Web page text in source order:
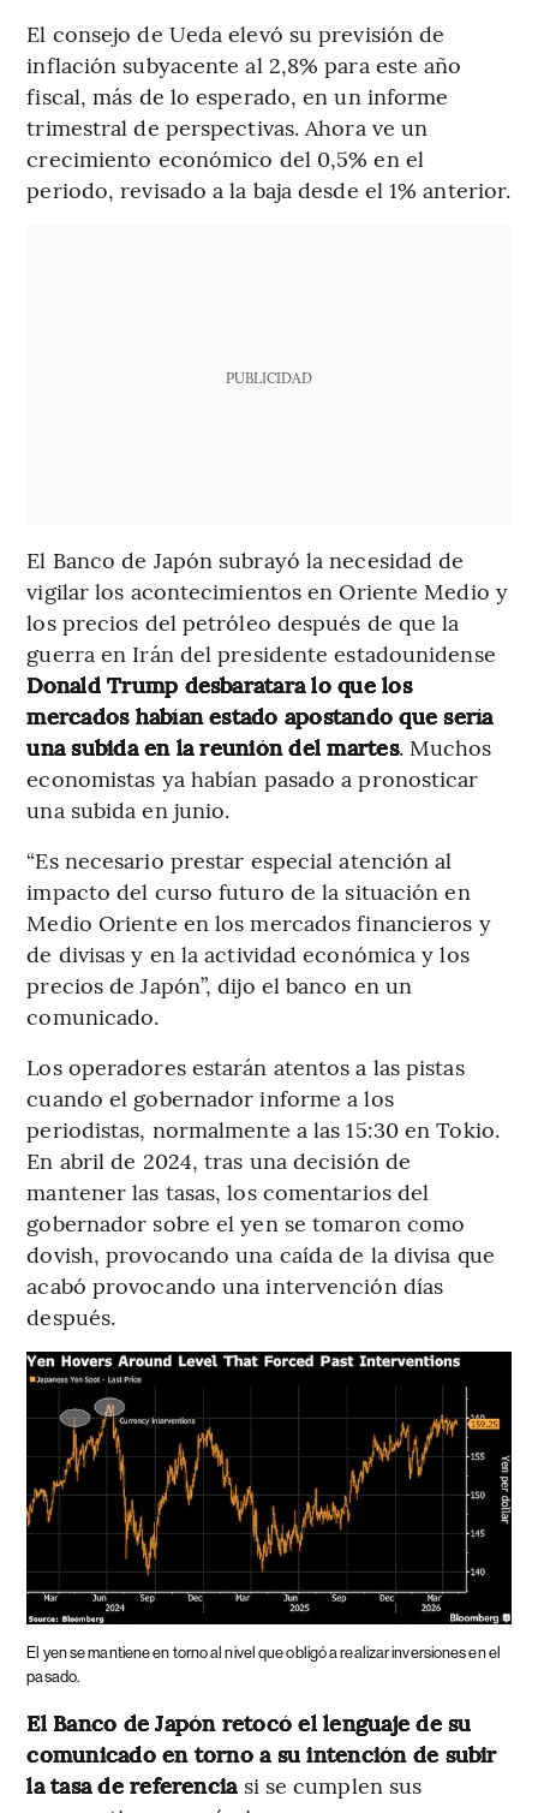
El consejo de Ueda elevó su previsión de
inflación subyacente al 2,8% para este año
fiscal, más de lo esperado, en un informe
trimestral de perspectivas. Ahora ve un
crecimiento económico del 0,5% en el
periodo, revisado a la baja desde el 1% anterior.
PUBLICIDAD
El Banco de Japón subrayó la necesidad de
vigilar los acontecimientos en Oriente Medio y
los precios del petróleo después de que la
guerra en Irán del presidente estadounidense
Donald Trump desbaratara lo que los
mercados habían estado apostando que sería
una subida en la reunión del martes. Muchos
economistas ya habían pasado a pronosticar
una subida en junio.
“Es necesario prestar especial atención al
impacto del curso futuro de la situación en
Medio Oriente en los mercados financieros y
de divisas y en la actividad económica y los
precios de Japón”, dijo el banco en un
comunicado.
Los operadores estarán atentos a las pistas
cuando el gobernador informe a los
periodistas, normalmente a las 15:30 en Tokio.
En abril de 2024, tras una decisión de
mantener las tasas, los comentarios del
gobernador sobre el yen se tomaron como
dovish, provocando una caída de la divisa que
acabó provocando una intervención días
después.
El yen se mantiene en torno al nivel que obligó a realizar inversiones en el
pasado.
El Banco de Japón retocó el lenguaje de su
comunicado en torno a su intención de subir
la tasa de referenciasi se cumplen sus